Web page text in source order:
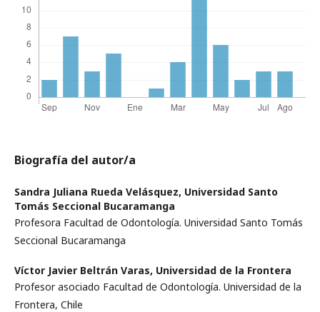
Biografía del autor/a
Sandra Juliana Rueda Velásquez, Universidad Santo
Tomás Seccional Bucaramanga
Profesora Facultad de Odontología. Universidad Santo Tomás
Seccional Bucaramanga
Víctor Javier Beltrán Varas, Universidad de la Frontera
Profesor asociado Facultad de Odontología. Universidad de la
Frontera, Chile